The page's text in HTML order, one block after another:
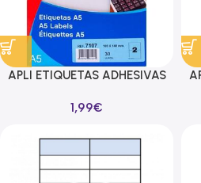
APLI ETIQUETAS ADHESIVAS
MANUAL/IMPRESIÓN
1,99€